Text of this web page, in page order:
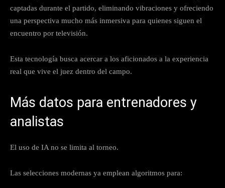
captadas durante el partido, eliminando vibraciones y ofreciendo
una perspectiva mucho más inmersiva para quienes siguen el
encuentro por televisión.
Esta tecnología busca acercar a los aficionados a la experiencia
real que vive el juez dentro del campo.
Más datos para entrenadores y
analistas
El uso de IA no se limita al torneo.
Las selecciones modernas ya emplean algoritmos para: